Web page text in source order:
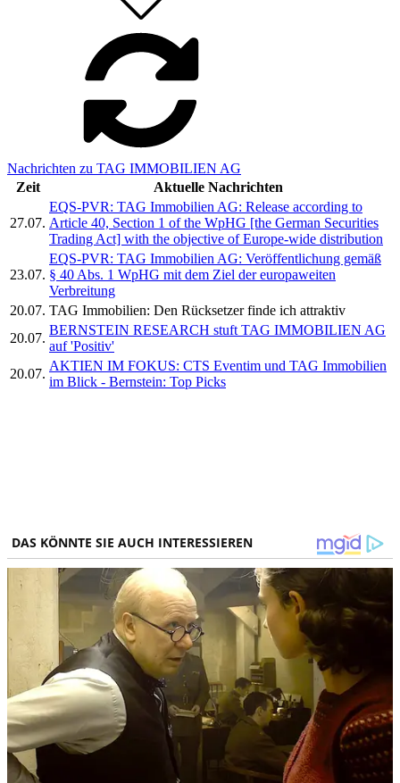
Nachrichten zu TAG IMMOBILIEN AG
Zeit
Aktuelle Nachrichten
27.07.
EQS-PVR: TAG Immobilien AG: Release according to
Article 40, Section 1 of the WpHG [the German Securities
Trading Act] with the objective of Europe-wide distribution
23.07.
EQS-PVR: TAG Immobilien AG: Veröffentlichung gemäß
§ 40 Abs. 1 WpHG mit dem Ziel der europaweiten
Verbreitung
20.07. TAG Immobilien: Den Rücksetzer finde ich attraktiv
20.07.
BERNSTEIN RESEARCH stuft TAG IMMOBILIEN AG
auf 'Positiv'
20.07.
AKTIEN IM FOKUS: CTS Eventim und TAG Immobilien
im Blick - Bernstein: Top Picks